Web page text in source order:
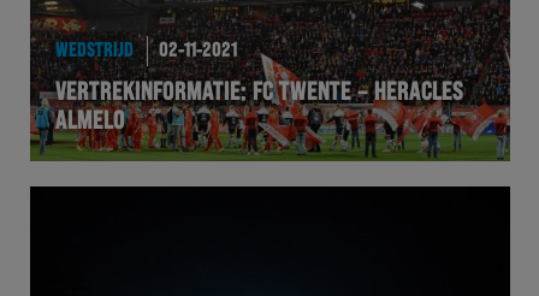
WEDSTRIJD 02-11-2021
VERTREKINFORMATIE: FC TWENTE – HERACLES
ALMELO